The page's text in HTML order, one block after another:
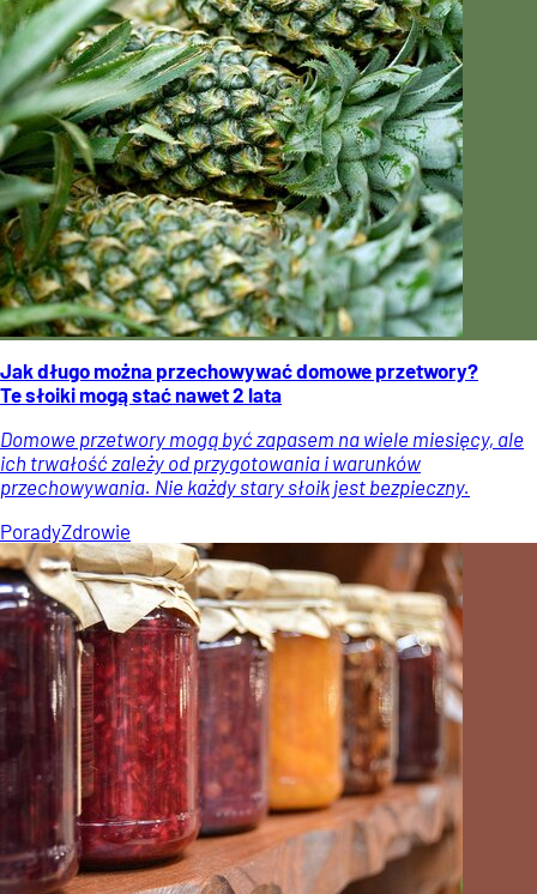
Jak długo można przechowywać domowe przetwory?
Te słoiki mogą stać nawet 2 lata
Domowe przetwory mogą być zapasem na wiele miesięcy, ale
ich trwałość zależy od przygotowania i warunków
przechowywania. Nie każdy stary słoik jest bezpieczny.
PoradyZdrowie